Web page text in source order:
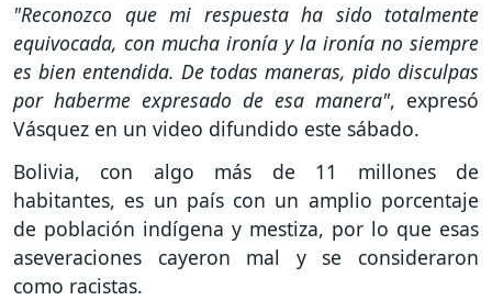
"Reconozco que mi respuesta ha sido totalmente
equivocada, con mucha ironía y la ironía no siempre
es bien entendida. De todas maneras, pido disculpas
por haberme expresado de esa manera", expresó
Vásquez en un video difundido este sábado.
Bolivia, con algo más de 11 millones de
habitantes, es un país con un amplio porcentaje
de población indígena y mestiza, por lo que esas
aseveraciones cayeron mal y se consideraron
como racistas.